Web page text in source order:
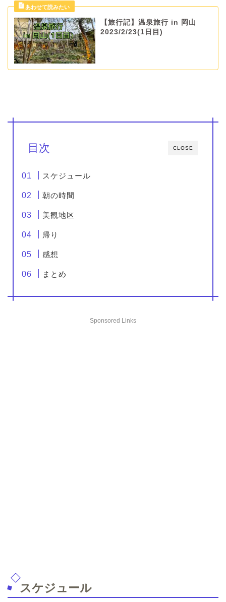
【旅行記】温泉旅行 in 岡山
2023/2/23(1日目)
CLOSE
目次
スケジュール
朝の時間
美観地区
帰り
感想
まとめ
Sponsored Links
スケジュール